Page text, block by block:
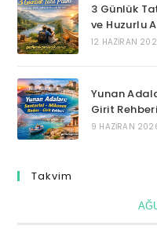
3 Günlük
ve Huzurlu
12 HAZIRAN
Yunan
Girit Rehberi
9 HAZIRAN
Takvim